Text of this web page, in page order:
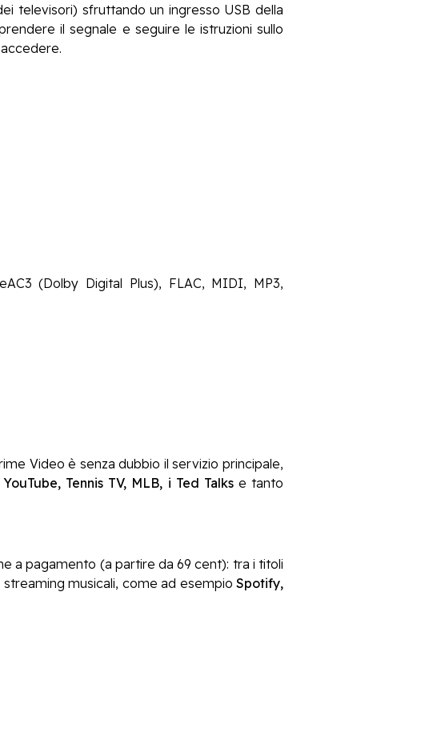
televisori) sfruttando un ingresso USB della
il segnale e seguire le istruzioni sullo
(Dolby Digital Plus), FLAC, MIDI, MP3,
Video è senza dubbio il servizio principale,
Tennis TV, MLB, i Ted Talkse tanto
a pagamento (a partire da 69 cent): tra i titoli
musicali, come ad esempio Spotify,